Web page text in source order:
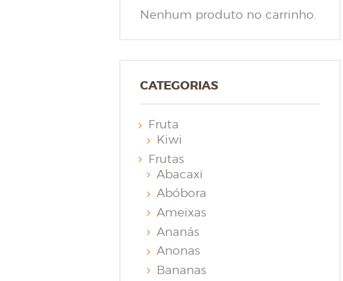
Nenhum produto no carrinho.
CATEGORIAS
Fruta
Kiwi
Frutas
Abacaxi
Abóbora
Ameixas
Ananás
Anonas
Bananas